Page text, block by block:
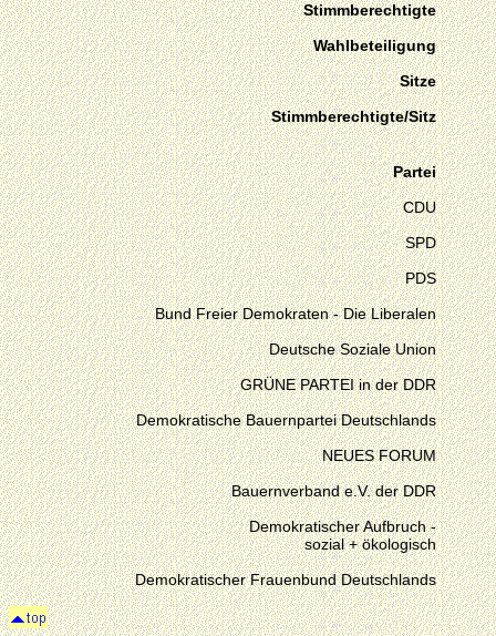
Stimmberechtigte
Wahlbeteiligung
Sitze
Stimmberechtigte/Sitz
Partei
CDU
SPD
PDS
Bund Freier Demokraten - Die Liberalen
Deutsche Soziale Union
GRÜNE PARTEI in der DDR
Demokratische Bauernpartei Deutschlands
NEUES FORUM
Bauernverband e.V. der DDR
Demokratischer Aufbruch -
sozial + ökologisch
Demokratischer Frauenbund Deutschlands